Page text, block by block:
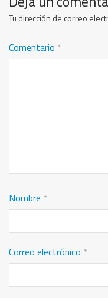
Tu dirección de correo
Comentario *
Nombre *
Correo electrónico *